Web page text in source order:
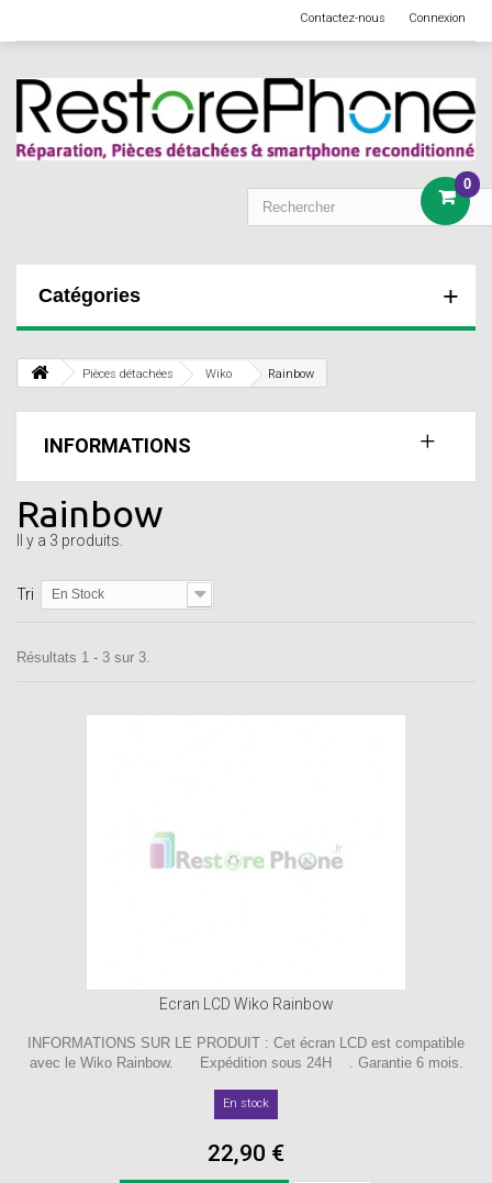
Connexion
Contactez-nous
0
Catégories
Pièces détachées Wiko Rainbow
INFORMATIONS
Rainbow
Il y a 3 produits.
Tri En Stock
Résultats 1 - 3 sur 3.
Ecran LCD Wiko Rainbow
INFORMATIONS SUR LE PRODUIT : Cet écran LCD est compatible
avec le Wiko Rainbow. Expédition sous 24H . Garantie 6 mois.
En stock
22,90 €